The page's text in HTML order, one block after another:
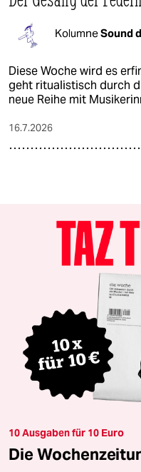
KolumneSound
Diese Woche wird es
geht ritualistisch durch
neue Reihe mit
16.7.2026
10 Ausgaben für 10 Euro
Die